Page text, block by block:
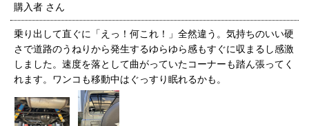
購入者 さん
乗り出して直ぐに「えっ！何これ！」全然違う。気持ちのいい硬
さで道路のうねりから発生するゆらゆら感もすぐに収まるし感激
しました。速度を落として曲がっていたコーナーも踏ん張ってく
れます。ワンコも移動中はぐっすり眠れるかも。